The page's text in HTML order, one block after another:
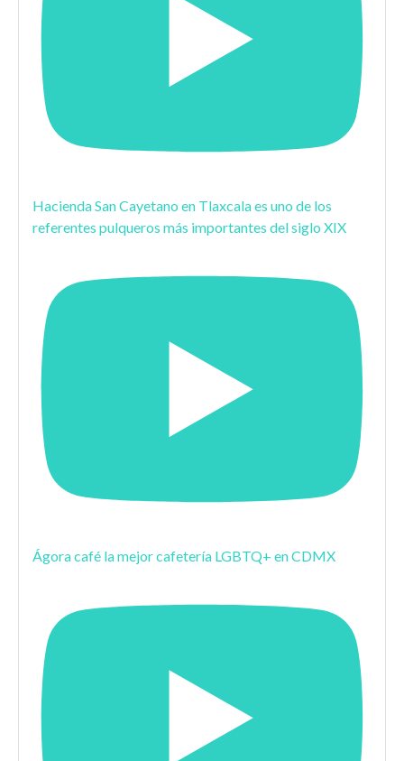
Hacienda San Cayetano en Tlaxcala es uno de los
referentes pulqueros más importantes del siglo XIX
Ágora café la mejor cafetería LGBTQ+ en CDMX